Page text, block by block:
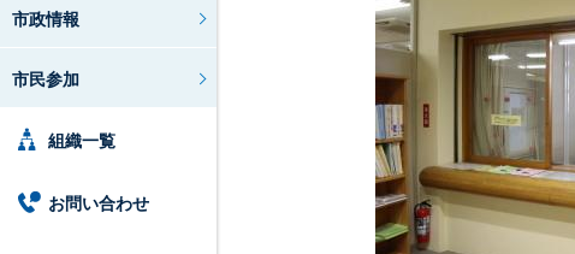
市政情報
市民参加
組織一覧
お問い合わせ